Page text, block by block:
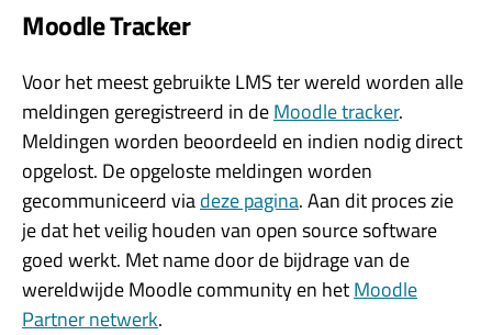
Moodle Tracker
Voor het meest gebruikte LMS ter wereld worden alle
meldingen geregistreerd in deMoodle tracker.
Meldingen worden beoordeeld en indien nodig direct
opgelost. De opgeloste meldingen worden
gecommuniceerd viadeze pagina. Aan dit proces zie
je dat het veilig houden van open source software
goed werkt. Met name door de bijdrage van de
wereldwijde Moodle community en hetMoodle
Partner netwerk.